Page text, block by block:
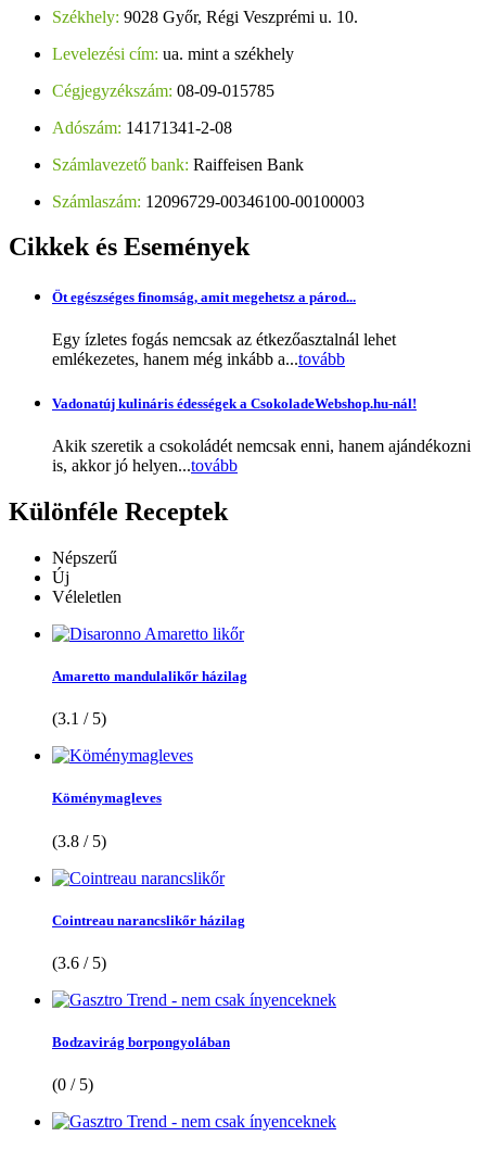
Székhely: 9028 Győr, Régi Veszprémi u. 10.
Levelezési cím: ua. mint a székhely
Cégjegyzékszám: 08-09-015785
Adószám: 14171341-2-08
Számlavezető bank: Raiffeisen Bank
Számlaszám: 12096729-00346100-00100003
Cikkekés Események
Öt egészséges finomság, amit megehetsz a párod...
Egy ízletes fogás nemcsak az étkezőasztalnál lehet
emlékezetes, hanem még inkább a...tovább
Vadonatúj kulináris édességek a CsokoladeWebshop.hu-nál!
Akik szeretik a csokoládét nemcsak enni, hanem ajándékozni
is, akkor jó helyen...tovább
Különféle Receptek
Népszerű
Új
Véleletlen
Amaretto mandulalikőr házilag
(3.1 / 5)
Köménymagleves
(3.8 / 5)
Cointreau narancslikőr házilag
(3.6 / 5)
Bodzavirág borpongyolában
(0 / 5)